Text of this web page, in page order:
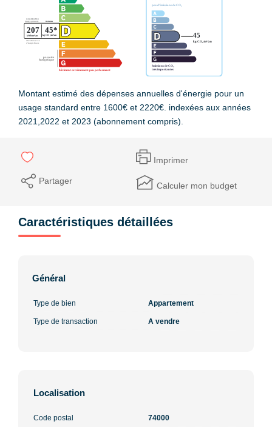
Montant estimé des dépenses annuelles d'énergie pour un
usage standard entre 1600€ et 2220€. indexées aux années
2021,2022 et 2023 (abonnement compris).
Imprimer
Partager Calculer mon budget
Caractéristiques détaillées
Général
Type de bien Appartement
Type de transaction A vendre
Localisation
Code postal 74000